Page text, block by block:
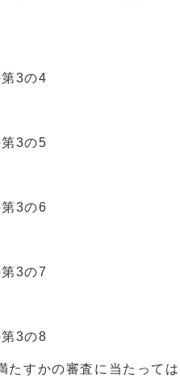
3の4
3の5
3の6
3の7
3の8
すかの審査に当たって